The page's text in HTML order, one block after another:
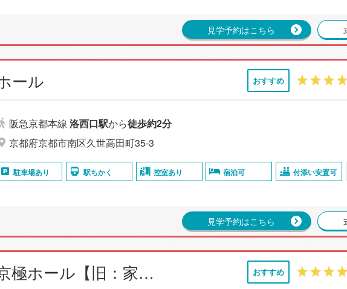
見学予約はこちら
ール おすすめ
阪急京都本線 洛西口駅から徒歩約2分
京都府京都市南区久世高田町35-3
駐車場あり 駅ちかく 控室あり 宿泊可 付添い安置可
見学予約はこちら
小さなお葬式 西京極ホール【旧：家族葬のらくおう 西京極ホール】 おすすめ